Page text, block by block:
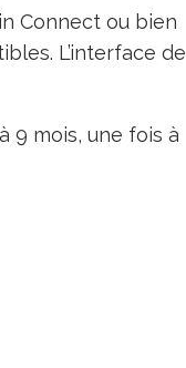
Connect ou bien
L’interface de
9 mois, une fois à